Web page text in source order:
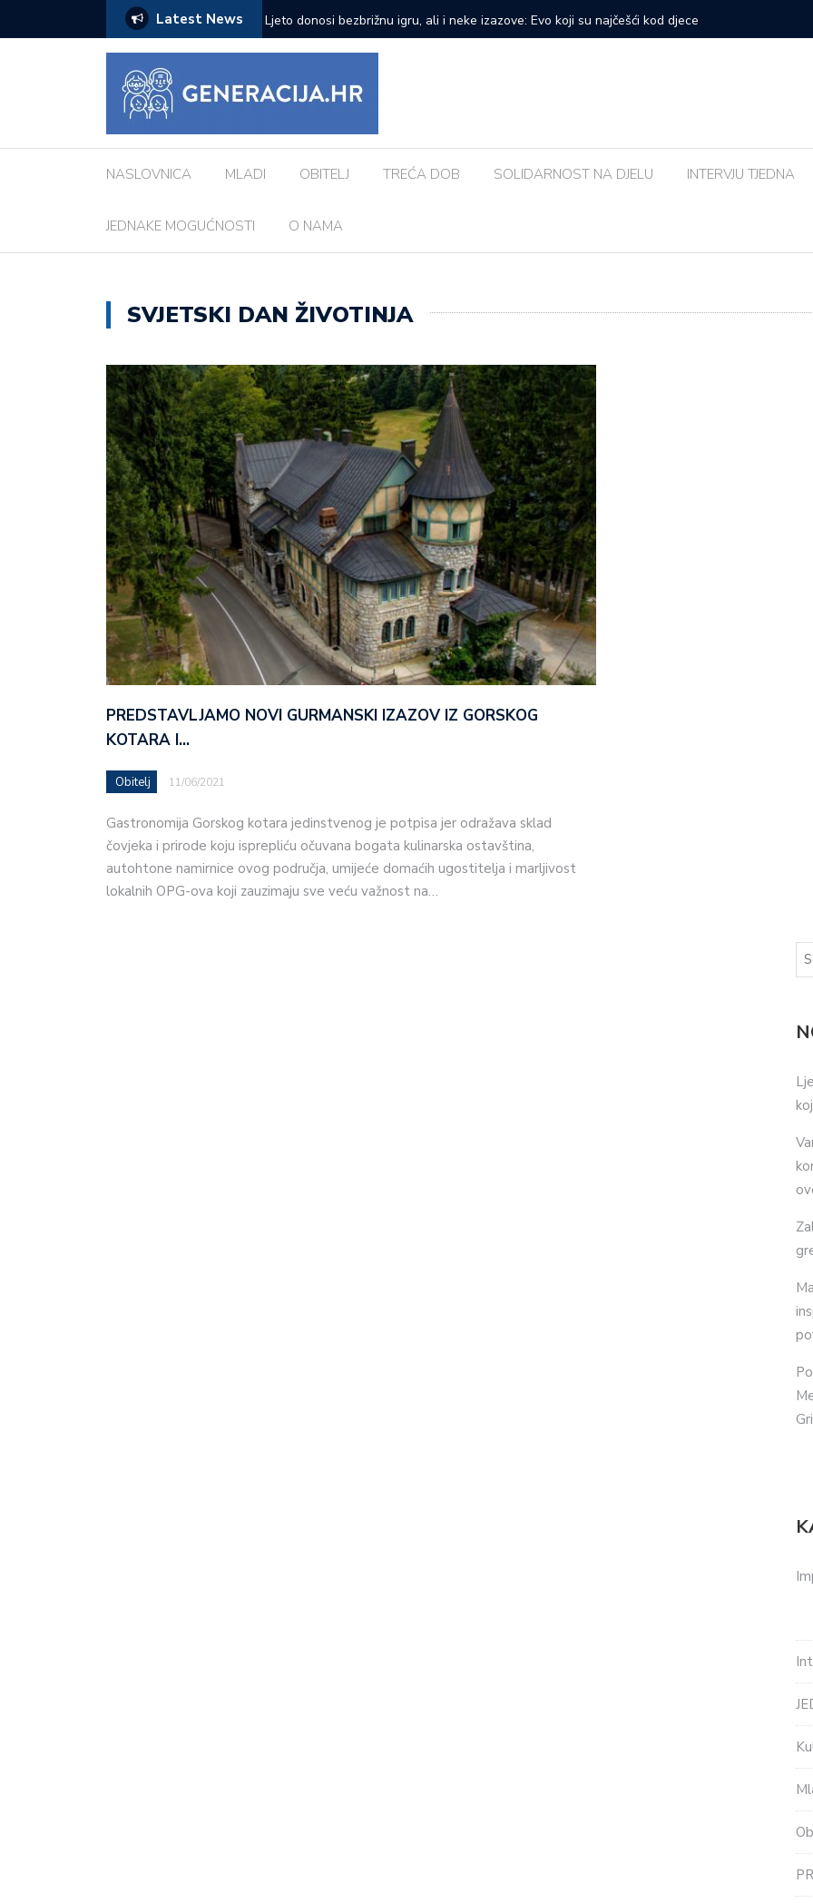
Latest News
Evo koji su najčešći kod djece
Vanessa Mioč najavljuje prvi veliki samostalni koncert: ‘Bog me svih ovih godina
pripremao za ovo’
NASLOVNICA MLADI OBITELJ TREĆA DOB SOLIDARNOST NA DJELU INTERVJU TJEDNA
JEDNAKE MOGUĆNOSTI O NAMA
SVJETSKI DAN ŽIVOTINJA
PREDSTAVLJAMO NOVI GURMANSKI IZAZOV IZ GORSKOG
KOTARA I…
Obitelj 11/06/2021
Gastronomija Gorskog kotara jedinstvenog je potpisa jer odražava sklad
čovjeka i prirode koju isprepliću očuvana bogata kulinarska ostavština,
autohtone namirnice ovog područja, umijeće domaćih ugostitelja i marljivost
lokalnih OPG-ova koji zauzimaju sve veću važnost na…